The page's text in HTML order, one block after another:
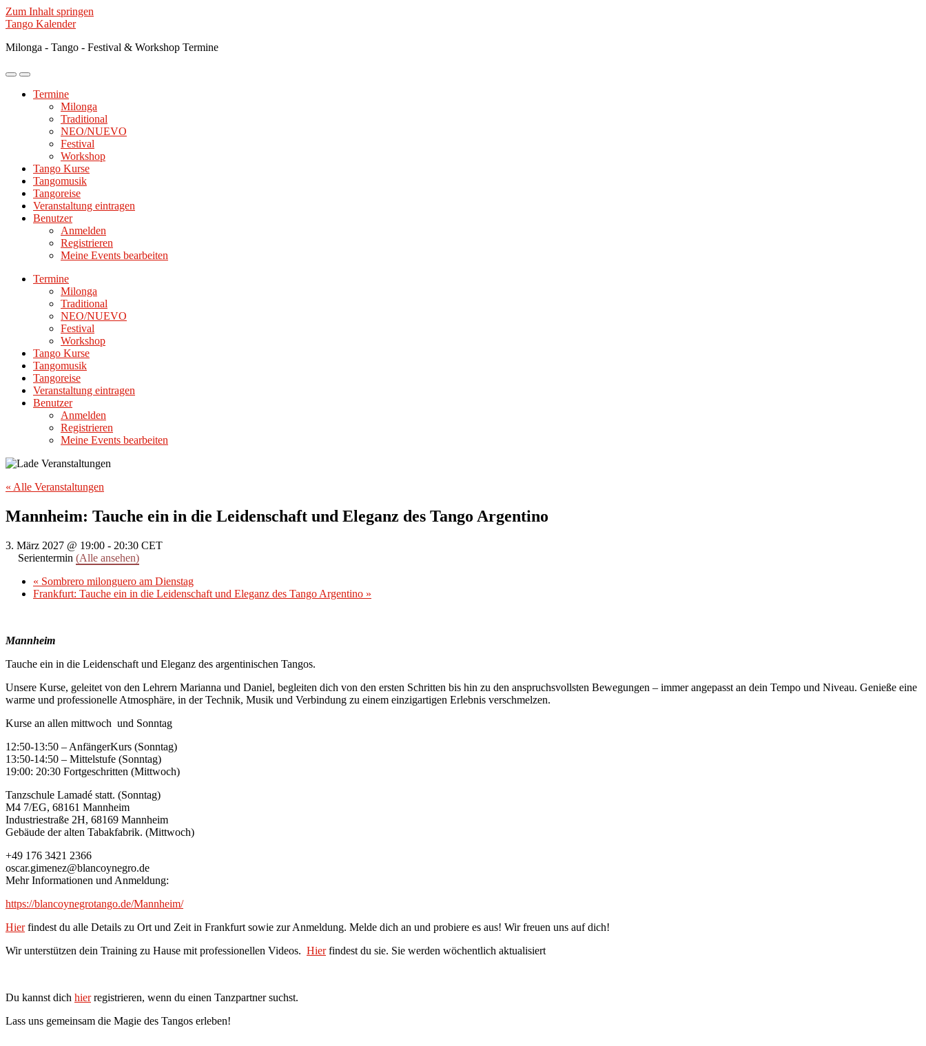
Zum Inhalt springen
Tango Kalender
Milonga - Tango - Festival & Workshop Termine
Mobile-
ein-/ausblenden
Suchfeld
ein-/ausblenden
Termine
Milonga
Traditional
NEO/NUEVO
Festival
Workshop
Tango Kurse
Tangomusik
Tangoreise
Veranstaltung eintragen
Benutzer
Anmelden
Registrieren
Meine Events bearbeiten
Termine
Milonga
Traditional
NEO/NUEVO
Festival
Workshop
Tango Kurse
Tangomusik
Tangoreise
Veranstaltung eintragen
Benutzer
Anmelden
Registrieren
Meine Events bearbeiten
« Alle Veranstaltungen
Mannheim: Tauche ein in die Leidenschaft und Eleganz des Tango Argentino
3. März 2027 @ 19:00 - 20:30 CET
Serientermin (Alle ansehen)
« Sombrero milonguero am Dienstag
Frankfurt: Tauche ein in die Leidenschaft und Eleganz des Tango Argentino »
Mannheim
Tauche ein in die Leidenschaft und Eleganz des argentinischen Tangos.
Unsere Kurse, geleitet von den Lehrern Marianna und Daniel, begleiten dich von den ersten Schritten bis hin zu den anspruchsvollsten Bewegungen – immer angepasst an dein Tempo und Niveau. Genieße eine
warme und professionelle Atmosphäre, in der Technik, Musik und Verbindung zu einem einzigartigen Erlebnis verschmelzen.
Kurse an allen mittwoch und Sonntag
12:50-13:50 – AnfängerKurs (Sonntag)
13:50-14:50 – Mittelstufe (Sonntag)
19:00: 20:30 Fortgeschritten (Mittwoch)
Tanzschule Lamadé statt. (Sonntag)
M4 7/EG, 68161 Mannheim
Industriestraße 2H, 68169 Mannheim
Gebäude der alten Tabakfabrik. (Mittwoch)
+49 176 3421 2366
oscar.gimenez@blancoynegro.de
Mehr Informationen und Anmeldung:
https://blancoynegrotango.de/Mannheim/
Hierfindest du alle Details zu Ort und Zeit in Frankfurt sowie zur Anmeldung. Melde dich an und probiere es aus! Wir freuen uns auf dich!
Wir unterstützen dein Training zu Hause mit professionellen Videos. Hierfindest du sie. Sie werden wöchentlich aktualisiert
Du kannst dich hierregistrieren, wenn du einen Tanzpartner suchst.
Lass uns gemeinsam die Magie des Tangos erleben!